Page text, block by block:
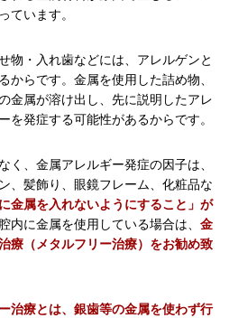
ています。
物・入れ歯などには、アレルゲンと
からです。金属を使用した詰め物、
金属が溶け出し、先に説明したアレ
を発症する可能性があるからです。
く、金属アレルギー発症の因子は、
、髪飾り、眼鏡フレーム、化粧品な
に金属を入れないようにすること」が
内に金属を使用している場合は、 金
療（メタルフリー治療）をお勧め致
治療とは、銀歯等の金属を使わず行